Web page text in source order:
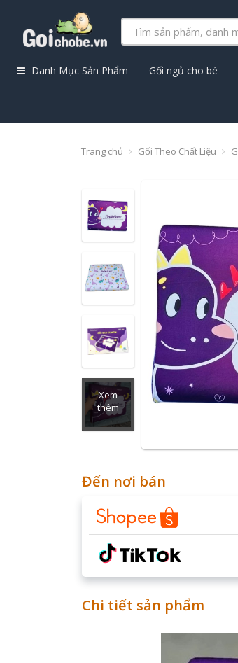
Danh Mục Sản Phẩm Gối ngủ cho bé
Trang chủ Gối Theo Chất Liệu
Xem
thêm
Đến nơi bán
Chi tiết sản phẩm